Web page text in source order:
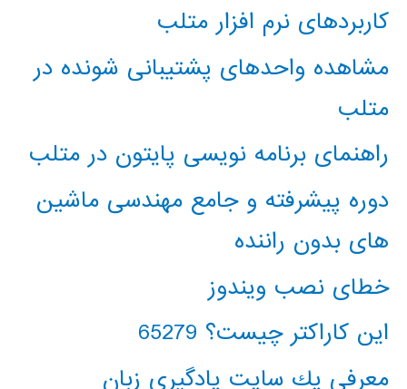
کاربردهای نرم افزار متلب
مشاهده واحدهای پشتیبانی شونده در
متلب
راهنمای برنامه نویسی پایتون در متلب
دوره پیشرفته و جامع مهندسی ماشین
های بدون راننده
خطای نصب ویندوز
این کاراکتر چیست؟ 65279
معرفي يك سايت يادگيري زبان